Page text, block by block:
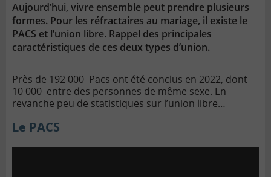
Aujourd’hui, vivre ensemble peut prendre plusieurs
formes. Pour les réfractaires au mariage, il existe le
PACS et l’union libre. Rappel des principales
caractéristiques de ces deux types d’union.
Près de 192 000 Pacs ont été conclus en 2022, dont
10 000 entre des personnes de même sexe. En
revanche peu de statistiques sur l’union libre…
Le PACS